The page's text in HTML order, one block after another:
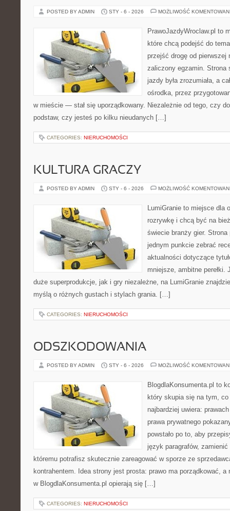
POSTED BY ADMIN STY - 6 - 2026 MOŻLIWOŚĆ
PrawoJazdyWroclaw.pl to
które chcą podejść do
przejść drogę od pierwszej
zaliczony egzamin. Strona
jazdy była zrozumiała, a
ośrodka, przez
w mieście — stał się uporządkowany. Niezależnie od tego, czy
podstaw, czy jesteś po kilku nieudanych […]
CATEGORIES: NIERUCHOMOŚCI
KULTURA GRACZY
POSTED BY ADMIN STY - 6 - 2026 MOŻLIWOŚĆ
LumiGranie to miejsce dla
rozrywkę i chcą być na
świecie branży gier. Strona
jednym punkcie zebrać
aktualności dotyczące
mniejsze, ambitne perełki.
duże superprodukcje, jak i gry niezależne, na LumiGranie
myślą o różnych gustach i stylach grania. […]
CATEGORIES: NIERUCHOMOŚCI
ODSZKODOWANIA
POSTED BY ADMIN STY - 6 - 2026 MOŻLIWOŚĆ
BlogdlaKonsumenta.pl to
który skupia się na tym,
najbardziej uwiera:
prawa prywatnego
powstało po to, aby
język paragrafów,
któremu potrafisz skutecznie zareagować w sporze ze
kontrahentem. Idea strony jest prosta: prawo ma porządkować,
w BlogdlaKonsumenta.pl opierają się […]
CATEGORIES: NIERUCHOMOŚCI